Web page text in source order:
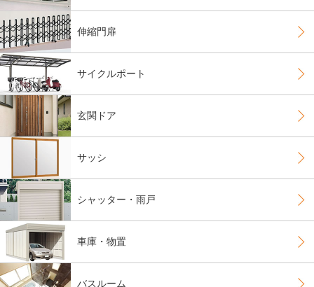
伸縮門扉
サイクルポート
玄関ドア
サッシ
シャッター・雨戸
車庫・物置
バスルーム